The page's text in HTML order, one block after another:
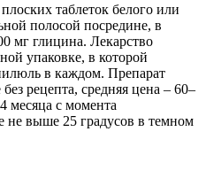
таблеток белого или
полосой посредине, в
мг глицина. Лекарство
упаковке, в которой
в каждом. Препарат
рецепта, средняя цена – 60–
месяца с момента
не выше 25 градусов в темном